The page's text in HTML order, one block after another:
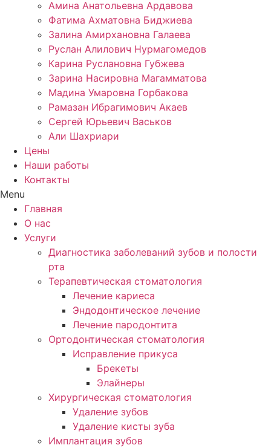
Амина Анатольевна Ардавова
Фатима Ахматовна Биджиева
Залина Амирхановна Галаева
Руслан Алилович Нурмагомедов
Карина Руслановна Губжева
Зарина Насировна Магамматова
Мадина Умаровна Горбакова
Рамазан Ибрагимович Акаев
Сергей Юрьевич Васьков
Али Шахриари
Цены
Наши работы
Контакты
Menu
Главная
О нас
Услуги
Диагностика заболеваний зубов и полости
рта
Терапевтическая стоматология
Лечение кариеса
Эндодонтическое лечение
Лечение пародонтита
Ортодонтическая стоматология
Исправление прикуса
Брекеты
Элайнеры
Хирургическая стоматология
Удаление зубов
Удаление кисты зуба
Имплантация зубов